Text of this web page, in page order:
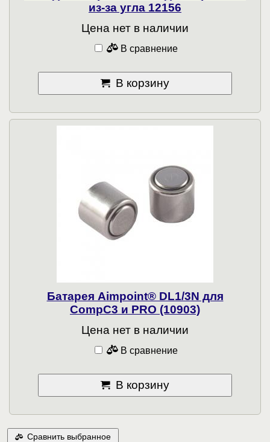
из-за угла 12156
Цена нет в наличии
В сравнение
В корзину
Батарея Aimpoint® DL1/3N для
CompC3 и PRO (10903)
Цена нет в наличии
В сравнение
В корзину
Сравнить выбранное